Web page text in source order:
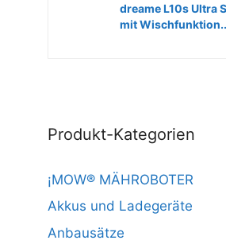
dreame L10s Ultra
mit
Produkt-Kategorien
¡MOW® MÄHROBOTER
Akkus und Ladegeräte
Anbausätze